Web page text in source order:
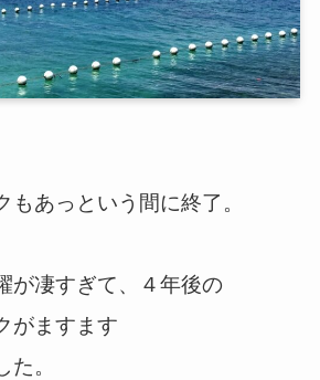
もあっという間に終了。
が凄すぎて、４年後の
がますます
。